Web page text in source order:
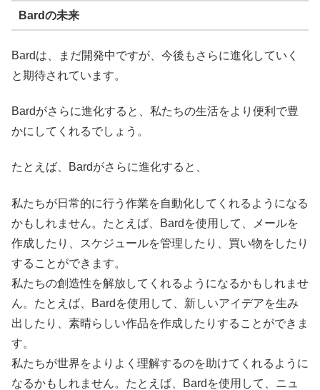
Bardの未来
Bardは、まだ開発中ですが、今後もさらに進化していく
と期待されています。
Bardがさらに進化すると、私たちの生活をより便利で豊
かにしてくれるでしょう。
たとえば、Bardがさらに進化すると、
私たちが日常的に行う作業を自動化してくれるようになる
かもしれません。たとえば、Bardを使用して、メールを
作成したり、スケジュールを管理したり、買い物をしたり
することができます。
私たちの創造性を解放してくれるようになるかもしれませ
ん。たとえば、Bardを使用して、新しいアイデアを生み
出したり、素晴らしい作品を作成したりすることができま
す。
私たちが世界をよりよく理解するのを助けてくれるように
なるかもしれません。たとえば、Bardを使用して、ニュ